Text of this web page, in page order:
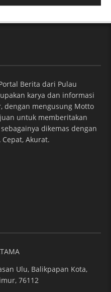
Berita dari Pulau
karya dan informasi
dengan mengusung Motto
untuk memberitakan
dikemas dengan
Akurat.
Ulu, Balikpapan Kota,
76112